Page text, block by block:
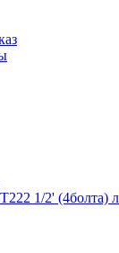
1/2' (4болта)